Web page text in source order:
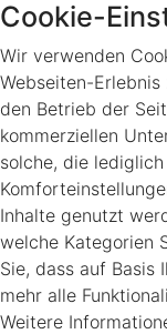
Cookie-
Wir verwenden
Webseiten-
den Betrieb der
kommerziellen
solche, die
Inhalte genutzt
welche Kategorien
Sie, dass auf Basis
mehr alle
Weitere